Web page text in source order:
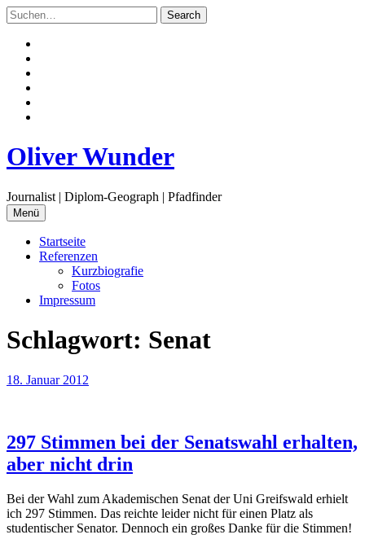
Zum
Inhalt
springen
Oliver Wunder
Journalist | Diplom-Geograph | Pfadfinder
Menü
Startseite
Referenzen
Kurzbiografie
Fotos
Impressum
Schlagwort: Senat
18. Januar 2012
297 Stimmen bei der Senatswahl erhalten,
aber nicht drin
Bei der Wahl zum Akademischen Senat der Uni Greifswald erhielt
ich 297 Stimmen. Das reichte leider nicht für einen Platz als
studentischer Senator. Dennoch ein großes Danke für die Stimmen!